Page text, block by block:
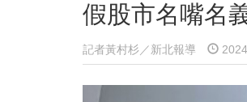
假股市名嘴名
記者黃村杉／新北報導